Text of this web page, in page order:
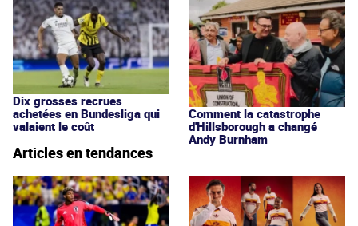
Dix grosses recrues
achetées en Bundesliga qui
valaient le coût
Comment la catastrophe
d'Hillsborough a changé
Andy Burnham
Articles en tendances